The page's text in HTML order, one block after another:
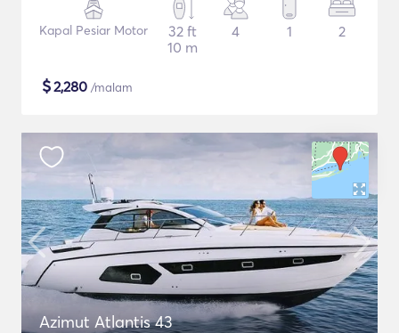
Kapal Pesiar Motor
32 ft
10 m
4 1 2
$2,280 /malam
Azimut Atlantis 43